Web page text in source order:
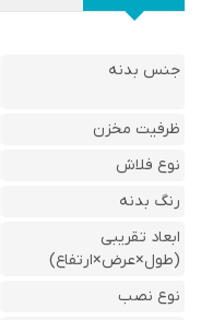
جنس بدنه
ظرفیت مخزن
نوع فلاش
رنگ بدنه
ابعاد تقریبی
(طول×عرض×ارتفاع)
نوع نصب